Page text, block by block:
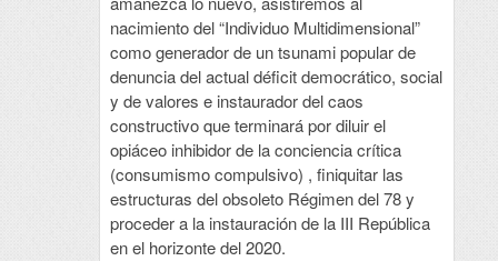
nacimiento del “Individuo Multidimensional”
como generador de un tsunami popular de
denuncia del actual déficit democrático, social
y de valores e instaurador del caos
constructivo que terminará por diluir el
opiáceo inhibidor de la conciencia crítica
(consumismo compulsivo) , finiquitar las
estructuras del obsoleto Régimen del 78 y
proceder a la instauración de la III República
en el horizonte del 2020.